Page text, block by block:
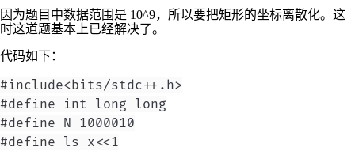
因为题目中数据范围是 10^9，所以要把矩形的坐标离散化。这
时这道题基本上已经解决了。
代码如下：
#include<bits/stdc++.h>
#define int long long
#define N 1000010
#define ls x<<1